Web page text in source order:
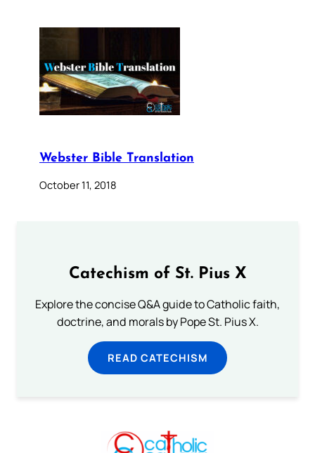
Webster Bible Translation
October 11, 2018
Catechism of St. Pius X
Explore the concise Q&A guide to Catholic faith,
doctrine, and morals by Pope St. Pius X.
READ CATECHISM